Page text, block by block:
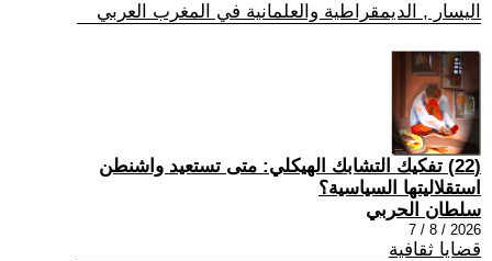
اليسار , الديمقراطية والعلمانية في المغرب العربي
(22) تفكيك التشابك الهيكلي: متى تستعيد واشنطن
استقلاليتها السياسية؟
سلطان الحربي
2026 / 8 / 7
قضايا ثقافية